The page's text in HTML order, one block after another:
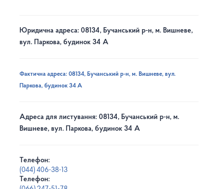
Юридична адреса: 08134, Бучанський р-н, м. Вишневе,
вул. Паркова, будинок 34 А
Фактична адреса: 08134, Бучанський р-н, м. Вишневе, вул.
Паркова, будинок 34 А
Адреса для листування: 08134, Бучанський р-н, м.
Вишневе, вул. Паркова, будинок 34 А
Телефон:
(044) 406-38-13
Телефон: